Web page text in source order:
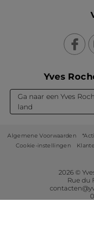
Yves
Ga naar een Yves
land
Algemene Voorwaarden
Cookie-instellingen
2026 ©
Rue du